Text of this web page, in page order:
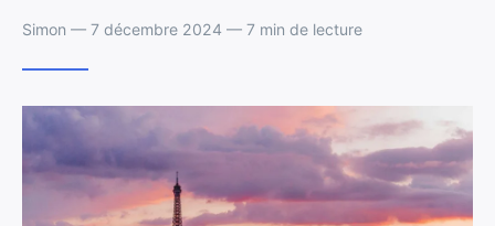
Simon — 7 décembre 2024 — 7 min de lecture